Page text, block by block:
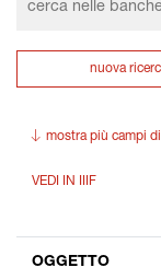
nuova
mostra più campi
VEDI IN IIIF
OGGETTO